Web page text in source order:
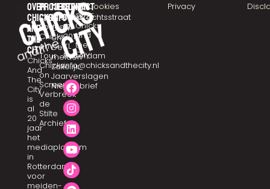
Over
chicks
and
the
city
Chicks
And
The
City
is
al
20
jaar
het
mediaplatform
in
Rotterdam
voor
meiden-
Projecten
CHICKSTALK
Podcast
Chicks
on
Tour
Chicks
on
Screen
Verbreek
de
Stilte
Archief
Meer
info
Over
ons
De
meiden
Zakelijk
Jaarverslagen
Nieuwsbrief
Contact
Eendrachtsstraat
10
3012
XL
Rotterdam
info@chicksandthecity.nl
©
2025
Chicks
and
the
City
Cookies Privacy